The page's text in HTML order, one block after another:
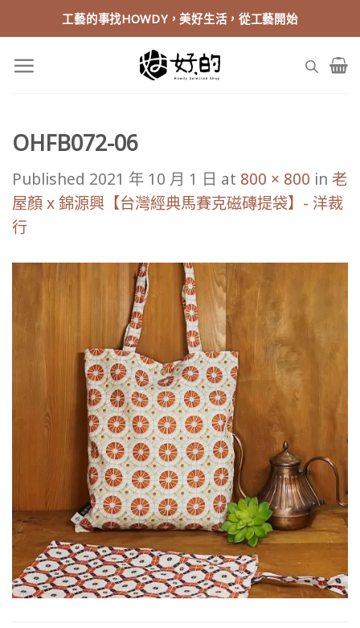
to
content
工藝的事找HOWDY，美好生活，從工藝開始
OHFB072-06
Published 2021 年 10 月 1 日 at 800 × 800 in 老
屋顏 x 錦源興【台灣經典馬賽克磁磚提袋】- 洋裁
行